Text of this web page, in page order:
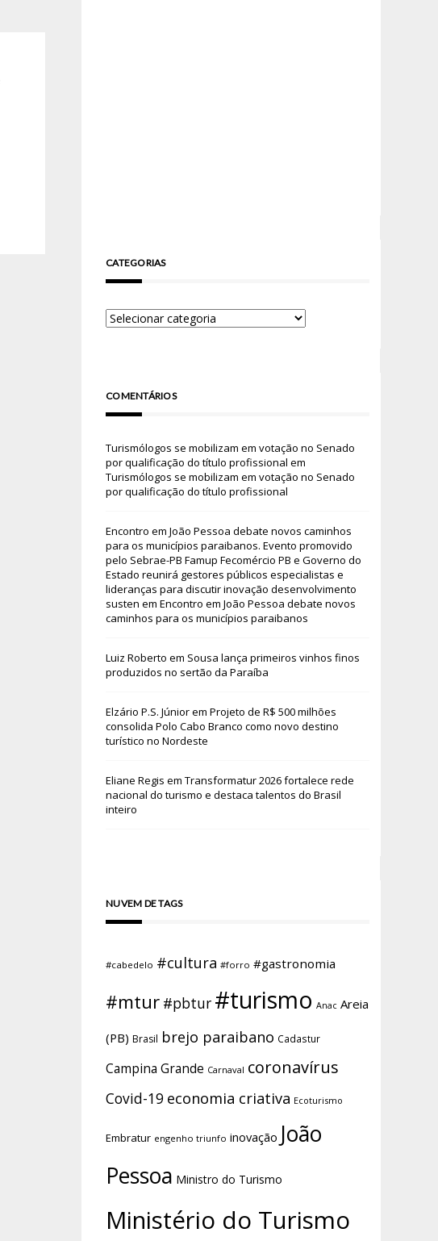
CATEGORIAS
COMENTÁRIOS
Turismólogos se mobilizam em votação no Senado
por qualificação do título profissional em
Turismólogos se mobilizam em votação no Senado
por qualificação do título profissional
Encontro em João Pessoa debate novos caminhos
para os municípios paraibanos. Evento promovido
pelo Sebrae-PB Famup Fecomércio PB e Governo do
Estado reunirá gestores públicos especialistas e
lideranças para discutir inovação desenvolvimento
susten em Encontro em João Pessoa debate novos
caminhos para os municípios paraibanos
Luiz Roberto em Sousa lança primeiros vinhos finos
produzidos no sertão da Paraíba
Elzário P.S. Júniorem Projeto de R$ 500 milhões
consolida Polo Cabo Branco como novo destino
turístico no Nordeste
Eliane Regis em Transformatur 2026 fortalece rede
nacional do turismo e destaca talentos do Brasil
inteiro
NUVEM DE TAGS
#cabedelo #cultura #forro #gastronomia
#mtur #pbtur #turismo Anac Areia
(PB) Brasil brejo paraibano Cadastur
Campina Grande Carnaval coronavírus
Covid-19 economia criativa Ecoturismo
Embratur engenho triunfo inovação João
Pessoa Ministro do Turismo
Ministério do Turismo